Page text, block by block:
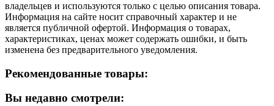
владельцев и используются только с целью описания товара.
Информация на сайте носит справочный характер и не
является публичной офертой. Информация о товарах,
характеристиках, ценах может содержать ошибки, и быть
изменена без предварительного уведомления.
Рекомендованные товары:
Вы недавно смотрели: